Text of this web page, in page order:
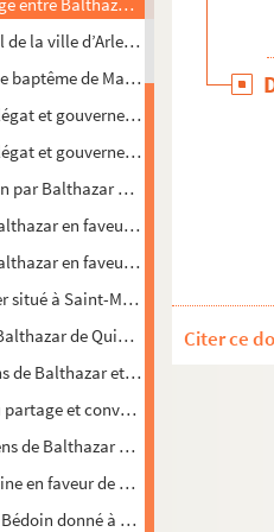
la ville d’Arles, 1593, présidé par
baptême de Marguerite de
et gouverneur d’Avignon
et gouverneur d’Avignon
par Balthazar de Ventabren, en
en faveur de son fils
en faveur de son fils
situé à Saint-Marcelin par Antoine
de Quiqueran en faveur
de Balthazar et Marguerite de
et convention entre Antoine
de Balthazar situés à Pernes
en faveur de sa sœur Marguerite
donné à Mlle Marguerite de
Citer ce